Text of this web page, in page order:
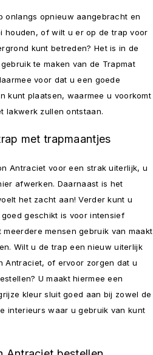
onlangs opnieuw aangebracht en
houden, of wilt u er op de trap voor
kunt betreden? Het is in de
te maken van de Trapmat
voor dat u een goede
kunt plaatsen, waarmee u voorkomt
lakwerk zullen ontstaan.
met trapmaantjes
Antraciet voor een strak uiterlijk, u
afwerken. Daarnaast is het
het zacht aan! Verder kunt u
geschikt is voor intensief
mensen gebruik van maakt
Wilt u de trap een nieuw uiterlijk
Antraciet, of ervoor zorgen dat u
U maakt hiermee een
kleur sluit goed aan bij zowel de
interieurs waar u gebruik van kunt